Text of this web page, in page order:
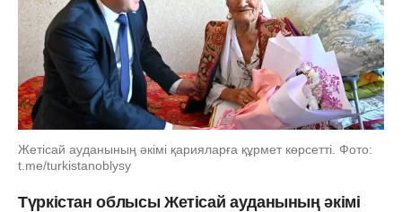
Жетісай ауданының әкімі қарияларға құрмет көрсетті. Фото:
t.me/turkistanoblysy
Түркістан облысы Жетісай ауданының әкімі